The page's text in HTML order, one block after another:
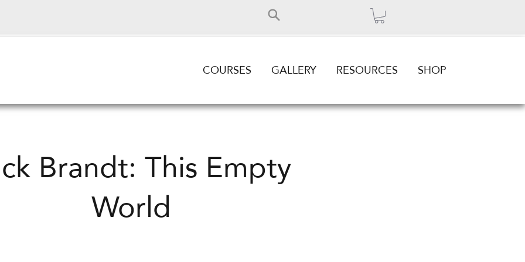
COURSES GALLERY RESOURCES SHOP
Brandt: This Empty
World